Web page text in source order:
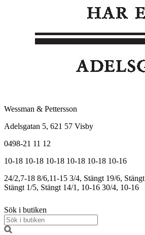
Wessman & Pettersson
Adelsgatan 5, 621 57 Visby
0498-21 11 12
10-18 10-18 10-18 10-18 10-18 10-16
24/2,7-18 8/6,11-15 3/4, Stängt 19/6, Stängt
Stängt 1/5, Stängt 14/1, 10-16 30/4, 10-16
Sök i butiken